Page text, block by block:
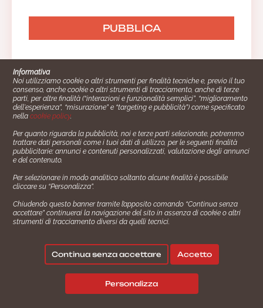
Cucinare.it è un marchio commerciale di Impiego24.it s.r.l.
copyright 2014 - 2024 P.IVA: 03406490130
Azienda certiﬁcata ISO 27001 numero: SNR 73140386/89/I
- Azienda certiﬁcata ISO 9001 numero: SNR
Gestione consensi e categorie merceologiche marketing
Seguici su:
Termini e Condizioni
Informativa
Noi utilizziamo cookie o altri strumenti per finalità tecniche e, previo il tuo
consenso, anche cookie o altri strumenti di tracciamento, anche di terze
parti, per altre finalità (“interazioni e funzionalità semplici”, “miglioramento
dell'esperienza”, “misurazione” e “targeting e pubblicità”) come specificato
nellacookie policy.
Per quanto riguarda la pubblicità, noi e terze parti selezionate, potremmo
trattare dati personali come i tuoi dati di utilizzo, per le seguenti finalità
pubblicitarie: annunci e contenuti personalizzati, valutazione degli annunci
e del contenuto.
Per selezionare in modo analitico soltanto alcune finalità è possibile
cliccare su “Personalizza”.
Chiudendo questo banner tramite l’apposito comando “Continua senza
accettare” continuerai la navigazione del sito in assenza di cookie o altri
strumenti di tracciamento diversi da quelli tecnici.
Personalizza
Continua senza accettare Accetto